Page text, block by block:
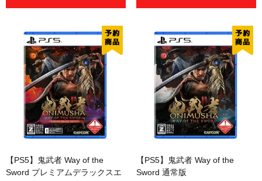
【PS5】鬼武者 Way of the
Sword プレミアムデラックスエ
【PS5】鬼武者 Way of the
Sword 通常版